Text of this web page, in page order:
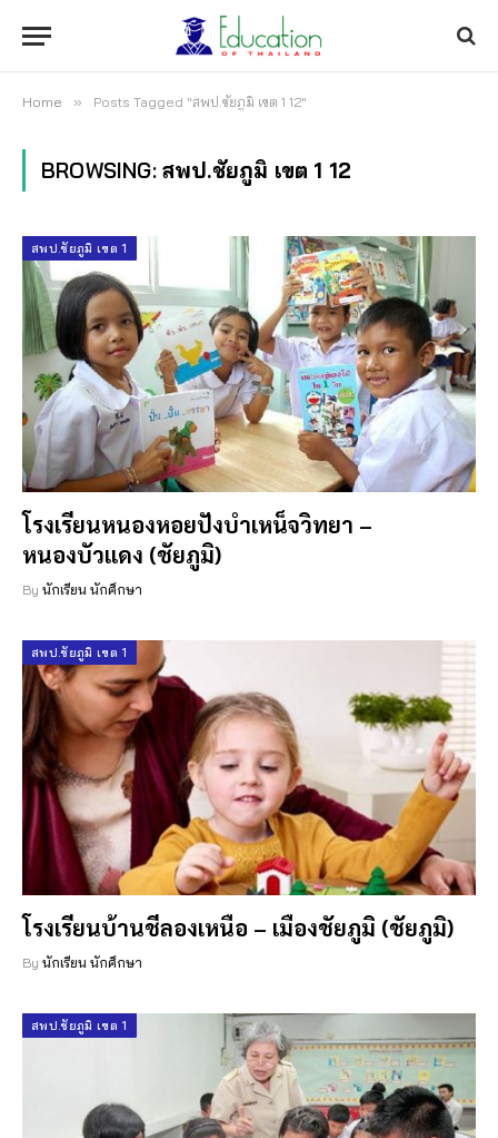
Home » Posts Tagged "สพป.ชัยภูมิ เขต 1 12"
BROWSING: สพป.ชัยภูมิ เขต 1 12
สพป.ชัยภูมิ เขต 1
โรงเรียนหนองหอยปังบำเหน็จวิทยา –
หนองบัวแดง (ชัยภูมิ)
By นักเรียน นักศึกษา
สพป.ชัยภูมิ เขต 1
โรงเรียนบ้านชีลองเหนือ – เมืองชัยภูมิ (ชัยภูมิ)
By นักเรียน นักศึกษา
สพป.ชัยภูมิ เขต 1